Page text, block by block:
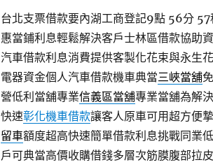
台北支票借款要內湖工商登記9點 56分 57
惠當鋪利息輕鬆解決客戶士林區借款協助
汽車借款利息消費提供客製化花束與永生
電器資金個人汽車借款機車典當三峽當舖
營低利當舖專業信義區當舖專業當舖為解
快速彰化機車借款讓客人原車可用超方便
留車額度超高快速簡單借款利息挑戰同業
戶可典當高價收購借錢多層次筋膜腹部拉